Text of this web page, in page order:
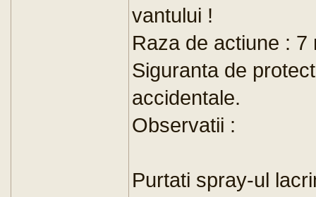
vantului !
Raza de actiune : 7
Siguranta de
accidentale.
Observatii :
Purtati spray-ul